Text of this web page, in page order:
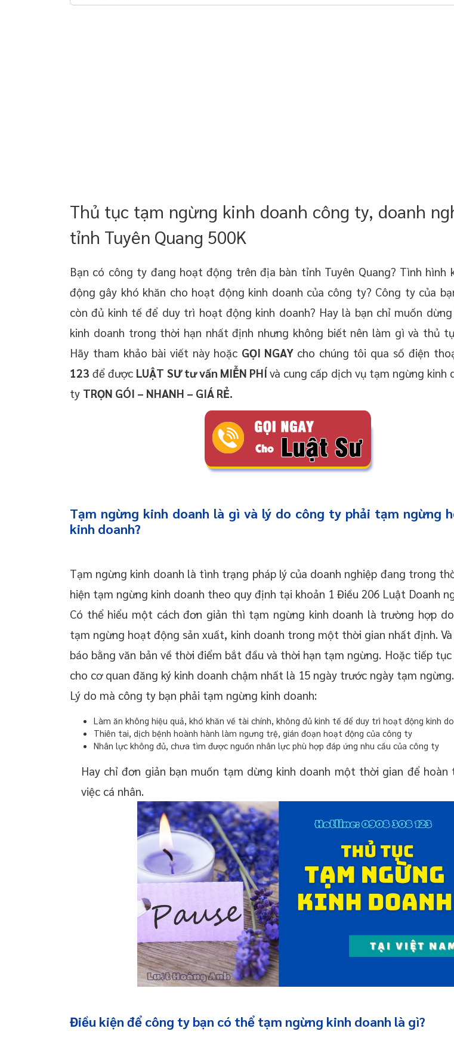
Thủ tục tạm ngừng kinh doanh công ty, doanh
tỉnh Tuyên Quang 500K
Bạn có công ty đang hoạt động trên địa bàn tỉnh Tuyên Quang? Tình hình
động gây khó khăn cho hoạt động kinh doanh của công ty? Công ty của
còn đủ kinh tế để duy trì hoạt động kinh doanh? Hay là bạn chỉ muốn
kinh doanh trong thời hạn nhất định nhưng không biết nên làm gì và thủ
Hãy tham khảo bài viết này hoặc GỌI NGAY cho chúng tôi qua số điện
123 để được LUẬT SƯ tư vấn MIỄN PHÍvà cung cấp dịch vụ tạm ngừng kinh
ty TRỌN GÓI – NHANH – GIÁ RẺ.
Tạm ngừng kinh doanh là gì và lý do công ty phải tạm ngừng
kinh doanh?
Tạm ngừng kinh doanh là tình trạng pháp lý của doanh nghiệp đang trong
hiện tạm ngừng kinh doanh theo quy định tại khoản 1 Điều 206 Luật Doanh
Có thể hiểu một cách đơn giản thì tạm ngừng kinh doanh là trường hợp
tạm ngừng hoạt động sản xuất, kinh doanh trong một thời gian nhất định.
báo bằng văn bản về thời điểm bắt đầu và thời hạn tạm ngừng. Hoặc tiếp tục
cho cơ quan đăng ký kinh doanh chậm nhất là 15 ngày trước ngày tạm ngừng.
Lý do mà công ty bạn phải tạm ngừng kinh doanh:
Làm ăn không hiệu quả, khó khăn về tài chính, không đủ kinh tế để duy trì hoạt động kinh
Thiên tai, dịch bệnh hoành hành làm ngưng trệ, gián đoạn hoạt động của công ty
Nhân lực không đủ, chưa tìm được nguồn nhân lực phù hợp đáp ứng nhu cầu của công ty
Hay chỉ đơn giản bạn muốn tạm dừng kinh doanh một thời gian để hoàn
việc cá nhân.
Điều kiện để công ty bạn có thể tạm ngừng kinh doanh là gì?